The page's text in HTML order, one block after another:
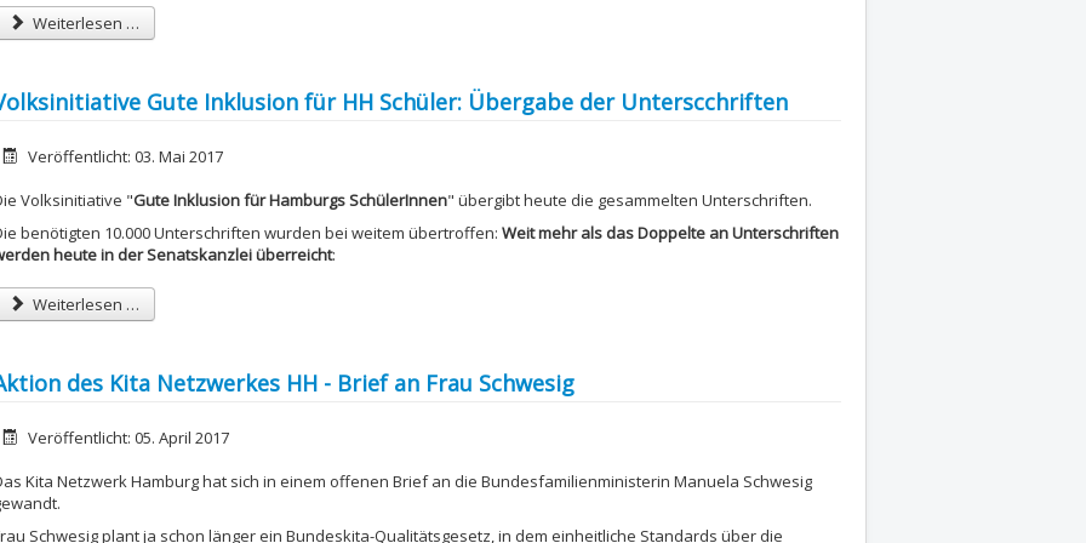
Weiterlesen …
Gute Inklusion für HH Schüler: Übergabe der Unterscchriften
DetailsVeröffentlicht: 03. Mai 2017
Volksinitiative "Gute Inklusion für Hamburgs SchülerInnen" übergibt heute die gesammelten Unterschriften.
benötigten 10.000 Unterschriften wurden bei weitem übertroffen: Weit mehr als das Doppelte an Unterschriften
heute in der Senatskanzlei überreicht:
Weiterlesen …
des Kita Netzwerkes HH - Brief an Frau Schwesig
DetailsVeröffentlicht: 05. April 2017
Kita Netzwerk Hamburg hat sich in einem offenen Brief an die Bundesfamilienministerin Manuela Schwesig
Schwesig plant ja schon länger ein Bundeskita-Qualitätsgesetz, in dem einheitliche Standards über die